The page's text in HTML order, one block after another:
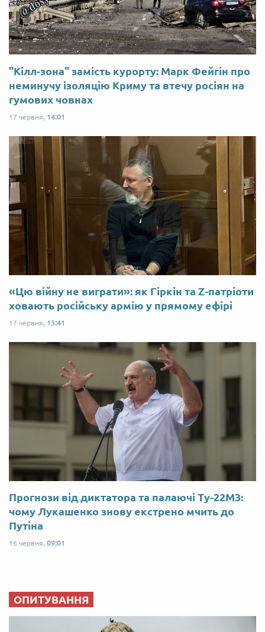
"Кілл-зона" замість курорту: Марк Фейгін про
неминучу ізоляцію Криму та втечу росіян на
гумових човнах
17 червня, 14:01
«Цю війну не виграти»: як Гіркін та Z-патріоти
ховають російську армію у прямому ефірі
17 червня, 13:41
Прогнози від диктатора та палаючі Ту-22М3:
чому Лукашенко знову екстрено мчить до
Путіна
16 червня, 09:01
ОПИТУВАННЯ